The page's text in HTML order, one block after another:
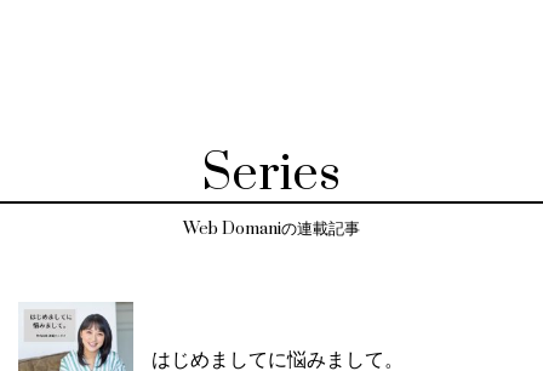
Series
Web Domaniの連載記事
はじめましてに悩みまして。